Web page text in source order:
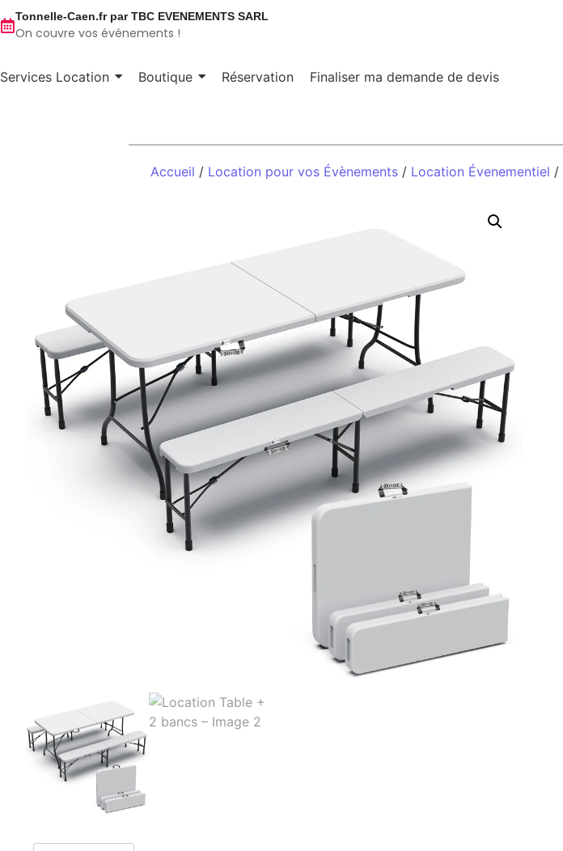
Tonnelle-Caen.fr par TBC EVENEMENTS SARL
On couvre vos événements !
Services Location Boutique Réservation Finaliser ma demande de devis
Accueil / Location pour vos Évènements / Location Évenementiel /